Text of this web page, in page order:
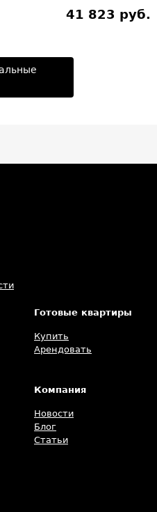
41 823 руб.
Готовые квартиры
Купить
Арендовать
Компания
Новости
Блог
Статьи